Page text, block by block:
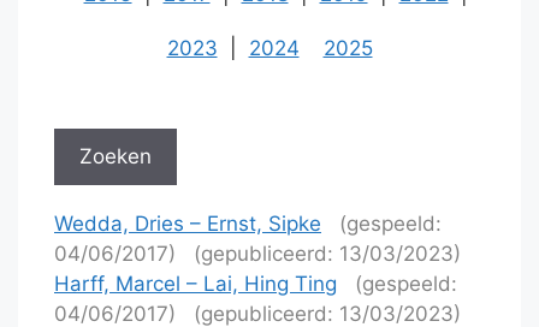
2023 2024 2025
Wedda, Dries – Ernst, Sipke
(gespeeld:
04/06/2017)
(gepubliceerd: 13/03/2023)
Harff, Marcel – Lai, Hing Ting
(gespeeld:
04/06/2017)
(gepubliceerd: 13/03/2023)